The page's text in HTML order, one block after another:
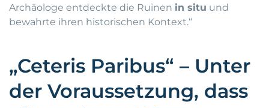
Archäologe entdeckte die Ruinen in situ und
bewahrte ihren historischen Kontext.“
„Ceteris Paribus“ – Unter
der Voraussetzung, dass